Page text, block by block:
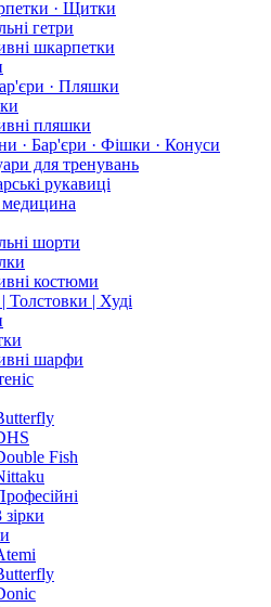
· Щитки
гетри
шкарпетки
· Пляшки
пляшки
· Бар'єри · Фішки · Конуси
для тренувань
рукавиці
шорти
костюми
Толстовки | Худі
шарфи
Fish
зірки